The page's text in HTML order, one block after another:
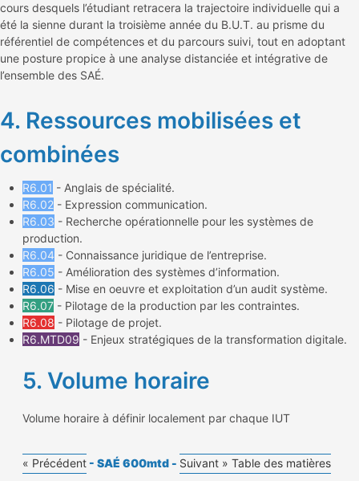
cours desquels l’étudiant retracera la trajectoire individuelle qui a
été la sienne durant la troisième année du B.U.T. au prisme du
référentiel de compétences et du parcours suivi, tout en adoptant
une posture propice à une analyse distanciée et intégrative de
l’ensemble des SAÉ.
4. Ressources mobilisées et
combinées
R6.01 - Anglais de spécialité.
R6.02 - Expression communication.
R6.03 - Recherche opérationnelle pour les systèmes de
production.
R6.04 - Connaissance juridique de l’entreprise.
R6.05 - Amélioration des systèmes d’information.
R6.06 - Mise en oeuvre et exploitation d’un audit système.
R6.07 - Pilotage de la production par les contraintes.
R6.08 - Pilotage de projet.
R6.MTD09 - Enjeux stratégiques de la transformation digitale.
5. Volume horaire
Volume horaire à définir localement par chaque IUT
« Précédent - SAÉ 600mtd - Suivant » Table des matières